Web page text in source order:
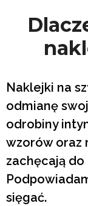
Naklejki na
odmianę
odrobiny
wzorów oraz
zachęcają
sięgać.